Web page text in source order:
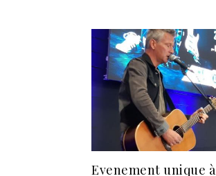
Evenement unique à